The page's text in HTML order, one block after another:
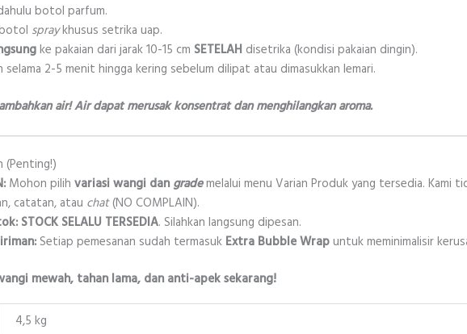
botol parfum.
spraykhusus setrika uap.
ke pakaian dari jarak 10-15 cm SETELAH disetrika (kondisi pakaian dingin).
selama 2-5 menit hingga kering sebelum dilipat atau dimasukkan lemari.
air! Air dapat merusak konsentrat dan menghilangkan aroma.
(Penting!)
Mohon pilihvariasi wangi dan grademelalui menu Varian Produk yang tersedia. Kami
catatan, atau chat(NO COMPLAIN).
STOCK SELALU TERSEDIA. Silahkan langsung dipesan.
Setiap pemesanan sudah termasuk Extra Bubble Wrapuntuk meminimalisir
mewah, tahan lama, dan anti-apek sekarang!
4,5 kg